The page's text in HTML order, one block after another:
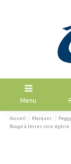
Menu
Accueil Marques
Rouge à lèvres rose égérie